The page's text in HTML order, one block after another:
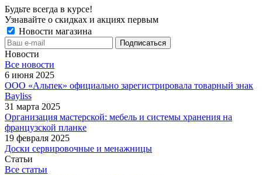
Будьте всегда в курсе!
Узнавайте о скидках и акциях первым
Новости магазина
Новости
Все новости
6 июня 2025
ООО «Альпек» официально зарегистрировала товарный знак
Bayliss
31 марта 2025
Организация мастерской: мебель и системы хранения на
французской планке
19 февраля 2025
Доски сервировочные и менажницы
Статьи
Все статьи